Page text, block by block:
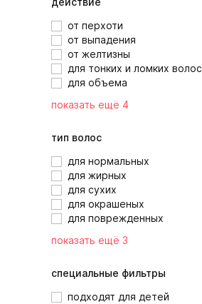
от перхоти
от выпадения
от желтизны
для тонких и ломких волос
для объема
показать ещё 4
тип волос
для нормальных
для жирных
для сухих
для окрашеных
для поврежденных
показать ещё 3
специальные фильтры
подходят для детей